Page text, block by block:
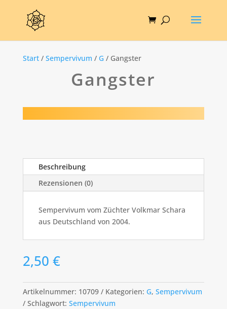
Start/ Sempervivum / G / Gangster
Gangster
Beschreibung
Rezensionen (0)
Sempervivum vom Züchter Volkmar Schara
aus Deutschland von 2004.
2,50 €
Artikelnummer: 10709 Kategorien: G, Sempervivum
Schlagwort: Sempervivum